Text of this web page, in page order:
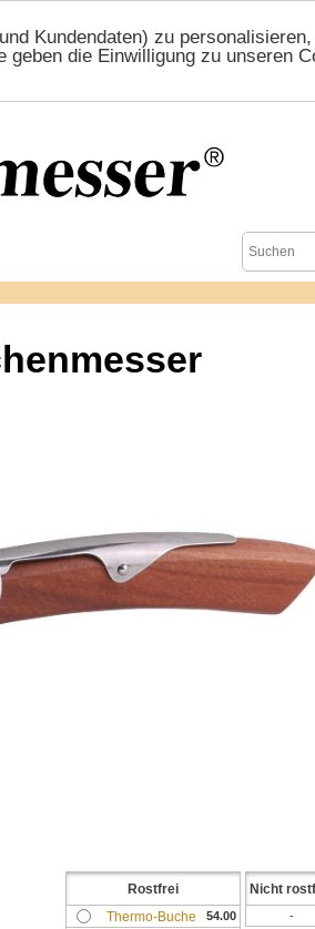
Kundendaten) zu
die Einwilligung zu unseren
Nicht
-
Rostfrei
Thermo-Buche
54.00